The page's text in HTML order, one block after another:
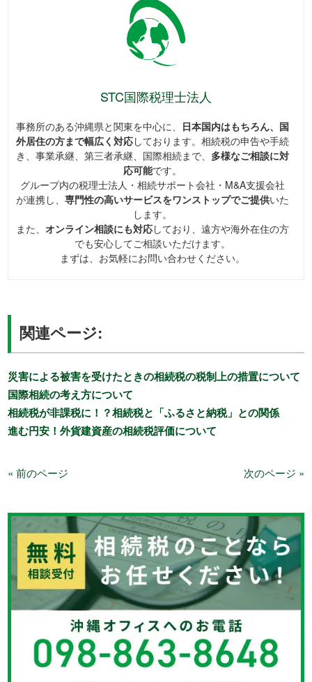
STC国際税理士法人
事務所のある沖縄県と関東を中心に、 日本国内はもちろん、国
外居住の方まで幅広く対応しております。相続税の申告や手続
き、事業承継、第三者承継、国際相続まで、 多様なご相談に対
応可能です。
グループ内の税理士法人・相続サポート会社・M&A支援会社
が連携し、 専門性の高いサービスをワンストップでご提供いた
します。
また、 オンライン相談にも対応しており、遠方や海外在住の方
でも安心してご相談いただけます。
まずは、お気軽にお問い合わせください。
関連ページ:
災害による被害を受けたときの相続税の税制上の措置について
国際相続の考え方について
相続税が非課税に！？相続税と「ふるさと納税」との関係
進む円安！外貨建資産の相続税評価について
« 前のページ 次のページ »